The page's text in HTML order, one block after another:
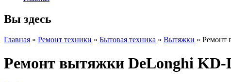
Вы здесь
Главная » Ремонт техники » Бытовая техника » Вытяжки » Ремонт
Ремонт вытяжки DeLonghi KD-